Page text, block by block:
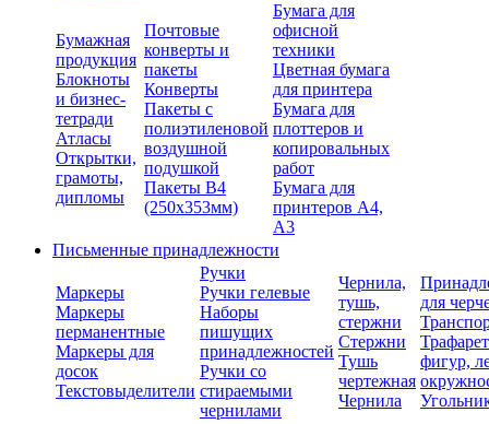
Бумажная
продукция
Блокноты
и бизнес-
тетради
Атласы
Открытки,
грамоты,
дипломы
Почтовые
конверты и
пакеты
Конверты
Пакеты с
полиэтиленовой
воздушной
подушкой
Пакеты В4
(250х353мм)
Бумага для
офисной
техники
Цветная бумага
для принтера
Бумага для
плоттеров и
копировальных
работ
Бумага для
принтеров А4,
А3
Письменные принадлежности
Маркеры
Маркеры
перманентные
Маркеры для
досок
Текстовыделители
Ручки
Ручки гелевые
Наборы
пишущих
принадлежностей
Ручки со
стираемыми
чернилами
Чернила,
тушь,
стержни
Стержни
Тушь
чертежная
Чернила
для
фигур,